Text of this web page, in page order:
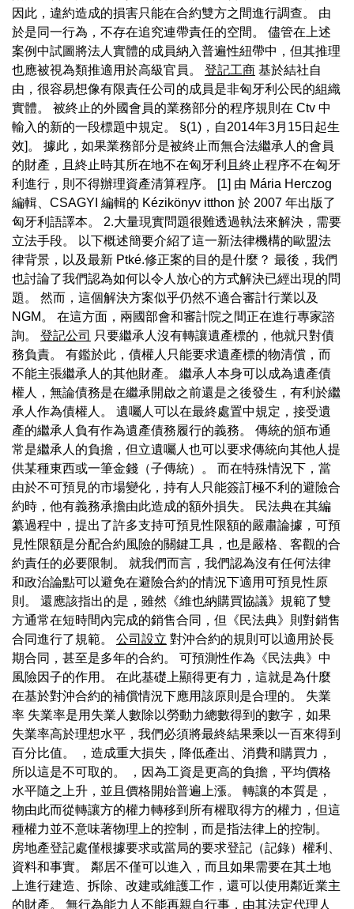
因此，違約造成的損害只能在合約雙方之間進行調查。 由
於是同一行為，不存在追究連帶責任的空間。 儘管在上述
案例中試圖將法人實體的成員納入普遍性紐帶中，但其推理
也應被視為類推適用於高級官員。 登記工商 基於結社自
由，很容易想像有限責任公司的成員是非匈牙利公民的組織
實體。 被終止的外國會員的業務部分的程序規則在 Ctv 中
輸入的新的一段標題中規定。 §(1)，自2014年3月15日起生
效]。 據此，如果業務部分是被終止而無合法繼承人的會員
的財產，且終止時其所在地不在匈牙利且終止程序不在匈牙
利進行，則不得辦理資產清算程序。 [1] 由 Mária Herczog
編輯、CSAGYI 編輯的 Kézikönyv itthon 於 2007 年出版了
匈牙利語譯本。 2.大量現實問題很難透過執法來解決，需要
立法手段。 以下概述簡要介紹了這一新法律機構的歐盟法
律背景，以及最新 Ptké.修正案的目的是什麼？ 最後，我們
也討論了我們認為如何以令人放心的方式解決已經出現的問
題。 然而，這個解決方案似乎仍然不適合審計行業以及
NGM。 在這方面，兩國部會和審計院之間正在進行專家諮
詢。 登記公司 只要繼承人沒有轉讓遺產標的，他就只對債
務負責。 有鑑於此，債權人只能要求遺產標的物清償，而
不能主張繼承人的其他財產。 繼承人本身可以成為遺產債
權人，無論債務是在繼承開啟之前還是之後發生，有利於繼
承人作為債權人。 遺囑人可以在最終處置中規定，接受遺
產的繼承人負有作為遺產債務履行的義務。 傳統的頒布通
常是繼承人的負擔，但立遺囑人也可以要求傳統向其他人提
供某種東西或一筆金錢（子傳統）。 而在特殊情況下，當
由於不可預見的市場變化，持有人只能簽訂極不利的避險合
約時，他有義務承擔由此造成的額外損失。 民法典在其編
纂過程中，提出了許多支持可預見性限額的嚴肅論據，可預
見性限額是分配合約風險的關鍵工具，也是嚴格、客觀的合
約責任的必要限制。 就我們而言，我們認為沒有任何法律
和政治論點可以避免在避險合約的情況下適用可預見性原
則。 還應該指出的是，雖然《維也納購買協議》規範了雙
方通常在短時間內完成的銷售合同，但《民法典》則對銷售
合同進行了規範。 公司設立 對沖合約的規則可以適用於長
期合同，甚至是多年的合約。 可預測性作為《民法典》中
風險因子的作用。 在此基礎上顯得更有力，這就是為什麼
在基於對沖合約的補償情況下應用該原則是合理的。 失業
率 失業率是用失業人數除以勞動力總數得到的數字，如果
失業率高於理想水平，我們必須將最終結果乘以一百來得到
百分比值。 ，造成重大損失，降低產出、消費和購買力，
所以這是不可取的。 ，因為工資是更高的負擔，平均價格
水平隨之上升，並且價格開始普遍上漲。 轉讓的本質是，
物由此而從轉讓方的權力轉移到所有權取得方的權力，但這
種權力並不意味著物理上的控制，而是指法律上的控制。
房地產登記處僅根據要求或當局的要求登記（記錄）權利、
資料和事實。 鄰居不僅可以進入，而且如果需要在其土地
上進行建造、拆除、改建或維護工作，還可以使用鄰近業主
的財產。 無行為能力人不能再親自行事，由其法定代理人